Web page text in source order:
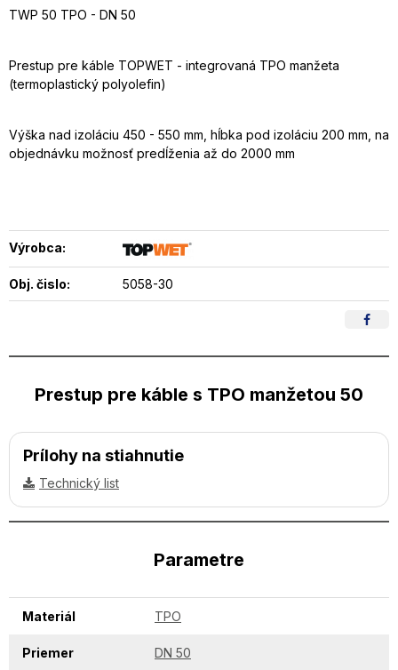
TWP 50 TPO - DN 50
Prestup pre káble TOPWET - integrovaná TPO manžeta
(termoplastický polyolefin)
Výška nad izoláciu 450 - 550 mm, hĺbka pod izoláciu 200 mm, na
objednávku možnosť predĺženia až do 2000 mm
Výrobca:
Obj. čislo: 5058-30
Prestup pre káble s TPO manžetou 50
Prílohy na stiahnutie
Technický list
Parametre
Materiál TPO
Priemer DN 50